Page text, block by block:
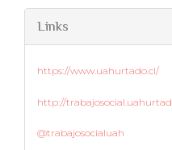
Links
https://www.uahurtado.cl/
http://
@trabajosocialuah